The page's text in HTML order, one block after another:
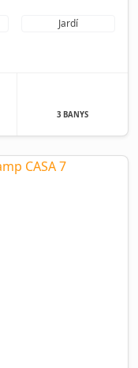
Jardí
3 BANYS